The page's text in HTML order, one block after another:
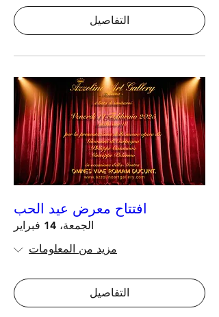
التفاصيل
افتتاح معرض عيد الحب
الجمعة، 14 فبراير
مزيد من المعلومات
التفاصيل